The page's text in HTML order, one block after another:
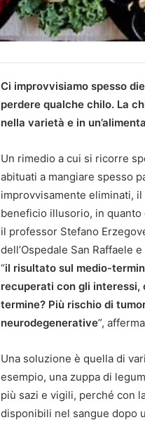
Ci improvvisiamo spesso
perdere qualche chilo. La
nella varietà e in
Un rimedio a cui si ricorre
abituati a mangiare spesso
improvvisamente eliminati,
beneficio illusorio, in
il professor Stefano
dell’Ospedale San Raffaele
“il risultato sul medio-
recuperati con gli interessi,
termine? Più rischio di
neurodegenerative”,
Una soluzione è quella di
esempio, una zuppa di
più sazi e vigili, perché con
disponibili nel sangue dopo